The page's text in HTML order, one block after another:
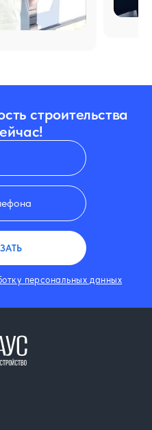
строительства
персональных данных